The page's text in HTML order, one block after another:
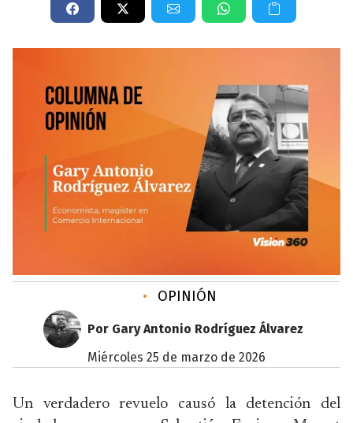
• OPINIÓN
Por Gary Antonio Rodríguez Álvarez
miércoles 25 de marzo de 2026
Un verdadero revuelo causó la detención del